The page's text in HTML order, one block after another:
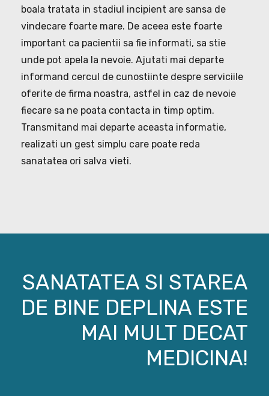
boala tratata in stadiul incipient are sansa de
vindecare foarte mare. De aceea este foarte
important ca pacientii sa fie informati, sa stie
unde pot apela la nevoie. Ajutati mai departe
informand cercul de cunostiinte despre serviciile
oferite de firma noastra, astfel in caz de nevoie
fiecare sa ne poata contacta in timp optim.
Transmitand mai departe aceasta informatie,
realizati un gest simplu care poate reda
sanatatea ori salva vieti.
SANATATEA SI STAREA
DE BINE DEPLINA ESTE
MAI MULT DECAT
MEDICINA!